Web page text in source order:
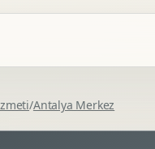
/Antalya Merkez